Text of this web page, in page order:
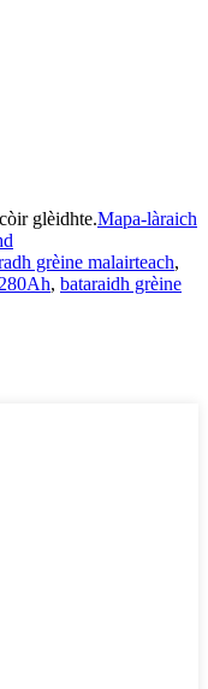
glèidhte.Mapa-làraich
grèine malairteach,
, bataraidh grèine